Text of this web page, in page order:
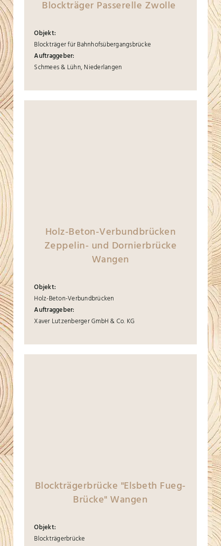
Blockträger Passerelle Zwolle
Objekt:
Blockträger für Bahnhofsübergangsbrücke
Auftraggeber:
Schmees & Lühn, Niederlangen
Holz-Beton-Verbundbrücken
Zeppelin- und Dornierbrücke
Wangen
Objekt:
Holz-Beton-Verbundbrücken
Auftraggeber:
Xaver Lutzenberger GmbH & Co. KG
Blockträgerbrücke "Elsbeth Fueg-
Brücke" Wangen
Objekt:
Blockträgerbrücke